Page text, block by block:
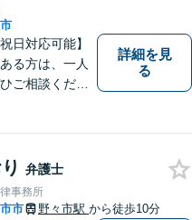
日対応可能】
る方は、一人
ご相談くださ
詳細を見
る
弁護士
事務所
市 野々市駅 から徒歩10分